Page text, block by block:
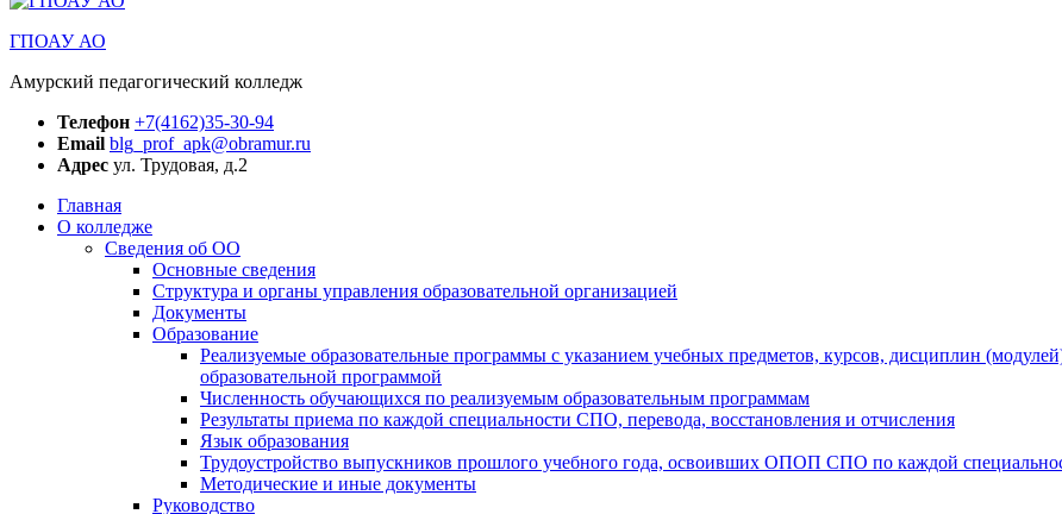
ГПОАУ АО
Амурский педагогический колледж
Телефон +7(4162)35-30-94
Email blg_prof_apk@obramur.ru
Адрес ул. Трудовая, д.2
Главная
О колледже
Сведения об ОО
Основные сведения
Структура и органы управления образовательной организацией
Документы
Образование
Реализуемые образовательные программы с указанием учебных предметов, курсов, дисциплин
образовательной программой
Численность обучающихся по реализуемым образовательным программам
Результаты приема по каждой специальности СПО, перевода, восстановления и отчисления
Язык образования
Трудоустройство выпускников прошлого учебного года, освоивших ОПОП СПО по каждой
Методические и иные документы
Руководство